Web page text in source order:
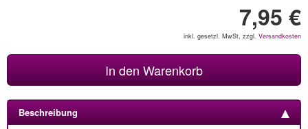
7,95 €
inkl. gesetzl. MwSt, zzgl. Versandkosten
In den Warenkorb
Beschreibung